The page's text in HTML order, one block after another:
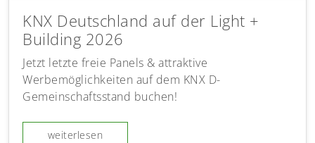
KNX Deutschland auf der Light +
Building 2026
Jetzt letzte freie Panels & attraktive
Werbemöglichkeiten auf dem KNX D-
Gemeinschaftsstand buchen!
weiterlesen